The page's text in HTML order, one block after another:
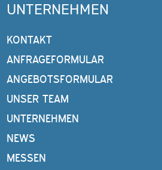
UNTERNEHMEN
KONTAKT
ANFRAGEFORMULAR
ANGEBOTSFORMULAR
UNSER TEAM
UNTERNEHMEN
NEWS
MESSEN